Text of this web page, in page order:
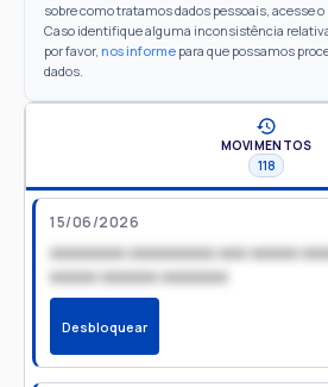
sobre como tratamos dados pessoais, acesse
Caso identifique alguma inconsistência
por favor, nos informe para que possamos
dados.
MOVIMENTOS
118
15/06/2026
xxxxxxxx xxxxxxxxx xxx xxxxx
xxxxx xxxxxx xxxxxxx
Desbloquear